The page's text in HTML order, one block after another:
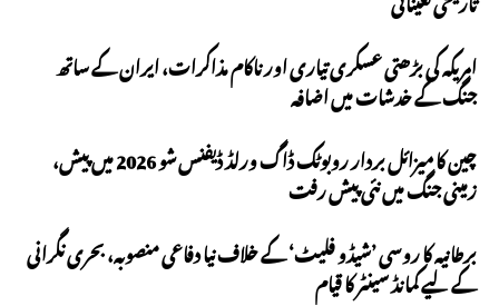
امریکہ کی بڑھتی عسکری تیاری اور ناکام مذاکرات، ایران کے ساتھ
جنگ کے خدشات میں اضافہ
چین کا میزائل بردار روبوٹک ڈاگ ورلڈ ڈیفنس شو 2026 میں پیش،
زمینی جنگ میں نئی پیش رفت
برطانیہ کا روسی ’شیڈو فلیٹ‘ کے خلاف نیا دفاعی منصوبہ، بحری نگرانی
کے لیے کمانڈ سینٹر کا قیام